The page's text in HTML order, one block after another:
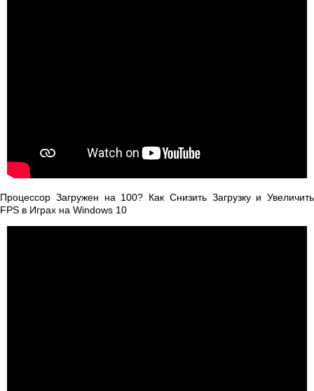
Процессор Загружен на 100? Как Снизить Загрузку и Увеличить
FPS в Играх на Windows 10